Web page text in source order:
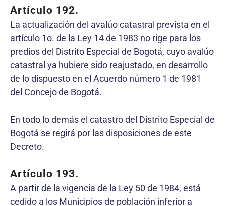
Artículo 192.
La actualización del avalúo catastral prevista en el
artículo 1o. de la Ley 14 de 1983 no rige para los
predios del Distrito Especial de Bogotá, cuyo avalúo
catastral ya hubiere sido reajustado, en desarrollo
de lo dispuesto en el Acuerdo número 1 de 1981
del Concejo de Bogotá.
En todo lo demás el catastro del Distrito Especial de
Bogotá se regirá por las disposiciones de este
Decreto.
Artículo 193.
A partir de la vigencia de la Ley 50 de 1984, está
cedido a los Municipios de población inferior a